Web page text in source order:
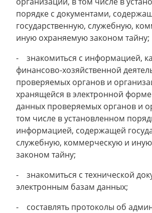
порядке с документами,
государственную, служебную,
иную охраняемую законом тайну;
- знакомиться с информацией,
финансово-хозяйственной
проверяемых органов и
хранящейся в электронной форме
данных проверяемых органов и
том числе в установленном
информацией, содержащей
служебную, коммерческую и
законом тайну;
- знакомиться с технической
электронным базам данных;
- составлять протоколы об